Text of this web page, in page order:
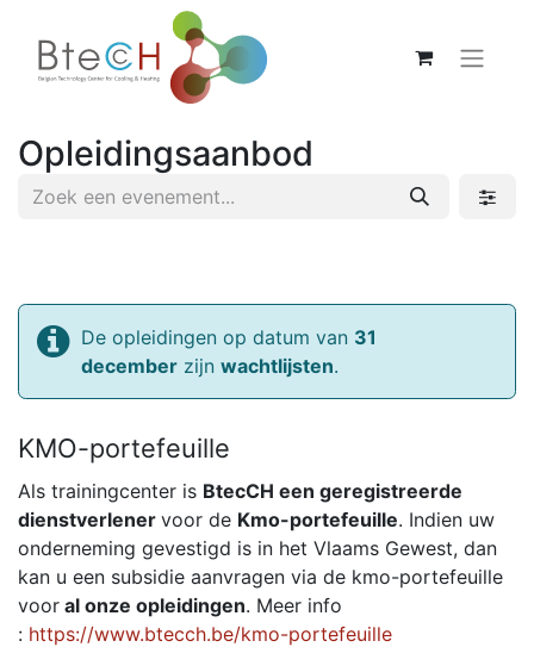
Opleidingsaanbod
De opleidingen op datum van 31
december zijn wachtlijsten.
KMO-portefeuille
Als trainingcenter is BtecCH een geregistreerde
dienstverlener voor de Kmo-portefeuille. Indien uw
onderneming gevestigd is in het Vlaams Gewest, dan
kan u een subsidie aanvragen via de kmo-portefeuille
voor al onze opleidingen. Meer info
: https://www.btecch.be/kmo-portefeuille